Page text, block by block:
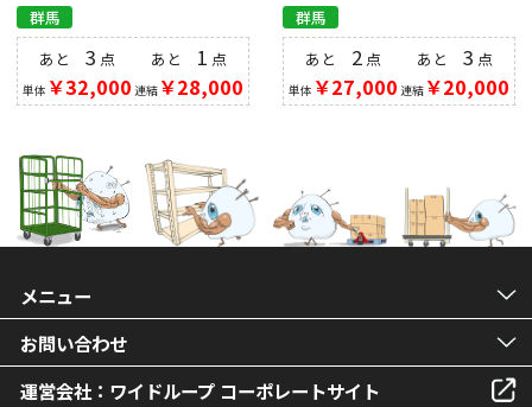
群馬
あと3 点
単体 ￥32,000
あと 1 点
連結￥28,000
群馬
あと 2 点
単体 ￥27,000
あと 3 点
連結￥20,000
メニュー
お問い合わせ
運営会社：ワイドループ コーポレートサイト